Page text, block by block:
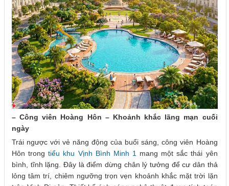
– Công viên Hoàng Hôn – Khoảnh khắc lãng mạn cuối
ngày
Trái ngược với vẻ năng động của buổi sáng, công viên Hoàng
Hôn trongtiểu khu Vịnh Bình Minh 1mang một sắc thái yên
bình, tĩnh lặng. Đây là điểm dừng chân lý tưởng để cư dân thả
lỏng tâm trí, chiêm ngưỡng trọn vẹn khoảnh khắc mặt trời lặn